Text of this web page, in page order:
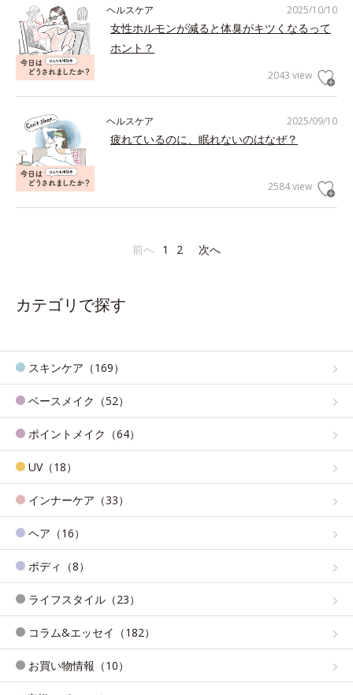
2025/10/10
ヘルスケア
女性ホルモンが減ると体臭がキツくなるって
ホント？
2043 view
2025/09/10
ヘルスケア
疲れているのに、眠れないのはなぜ？
2584 view
前へ 1 2 次へ
カテゴリで探す
スキンケア（169）
ベースメイク（52）
ポイントメイク（64）
UV（18）
インナーケア（33）
ヘア（16）
ボディ（8）
ライフスタイル（23）
コラム&エッセイ（182）
お買い物情報（10）